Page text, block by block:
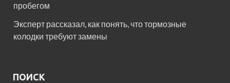
пробегом
Эксперт рассказал, как понять, что тормозные
колодки требуют замены
ПОИСК